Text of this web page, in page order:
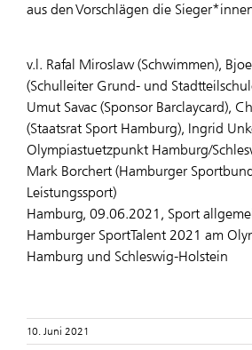
aus den Vorschlägen die
v.l. Rafal Miroslaw (Schwimmen),
(Schulleiter Grund- und
Umut Savac (Sponsor Barclaycard),
(Staatsrat Sport Hamburg), Ingrid
Olympiastuetzpunkt Hamburg/
Mark Borchert (Hamburger
Leistungssport)
Hamburg, 09.06.2021, Sport
Hamburger SportTalent 2021 am
Hamburg und Schleswig-Holstein
10. Juni 2021